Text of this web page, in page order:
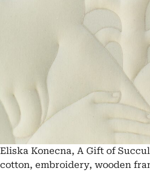
Eliska Konecna, A Gift of
cotton, embroidery, wooden